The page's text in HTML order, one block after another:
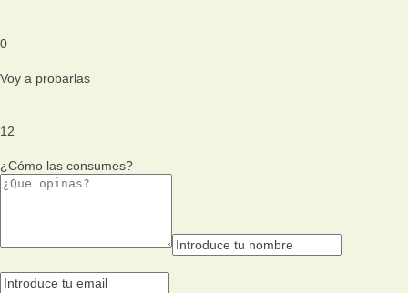
0
Voy a probarlas
12
¿Cómo las consumes?